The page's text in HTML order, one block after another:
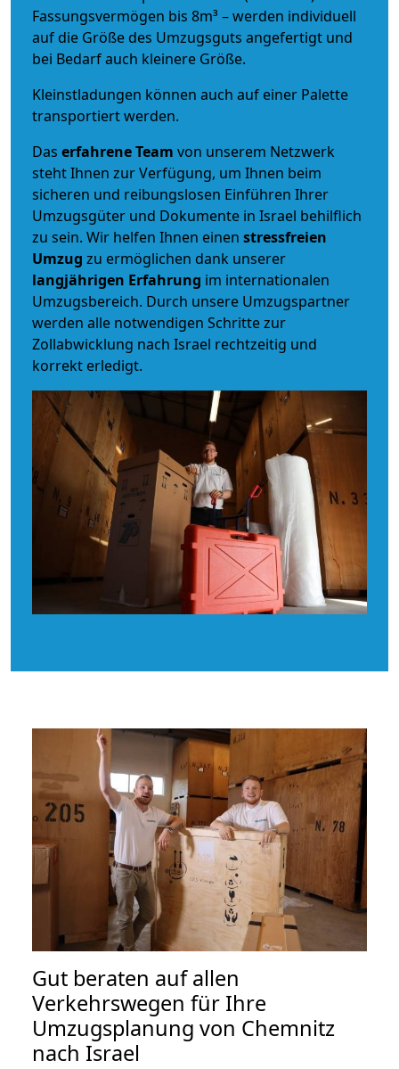
Fassungsvermögen bis 8m³ – werden individuell
auf die Größe des Umzugsguts angefertigt und
bei Bedarf auch kleinere Größe.
Kleinstladungen können auch auf einer Palette
transportiert werden.
Das erfahrene Team von unserem Netzwerk
steht Ihnen zur Verfügung, um Ihnen beim
sicheren und reibungslosen Einführen Ihrer
Umzugsgüter und Dokumente in Israel behilflich
zu sein. Wir helfen Ihnen einen stressfreien
Umzug zu ermöglichen dank unserer
langjährigen Erfahrung im internationalen
Umzugsbereich. Durch unsere Umzugspartner
werden alle notwendigen Schritte zur
Zollabwicklung nach Israel rechtzeitig und
korrekt erledigt.
Gut beraten auf allen
Verkehrswegen für Ihre
Umzugsplanung von Chemnitz
nach Israel